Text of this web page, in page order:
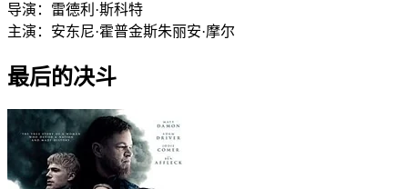
导演： 雷德利·斯科特
主演： 安东尼·霍普金斯朱丽安·摩尔
最后的决斗